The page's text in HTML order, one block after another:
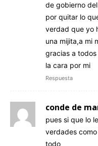
de gobierno
por quitar lo
verdad que yo
una mijita,a mi
gracias a
la cara por mi
Respuesta
conde de
pues si que lo
verdades
todo